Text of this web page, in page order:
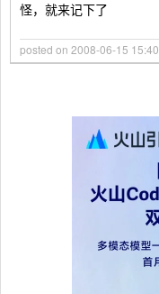
怪，就来记下了
posted on 2008-06-15 15:40